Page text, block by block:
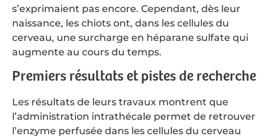
s’exprimaient pas encore. Cependant, dès leur
naissance, les chiots ont, dans les cellules du
cerveau, une surcharge en héparane sulfate qui
augmente au cours du temps.
Premiers résultats et pistes de recherche
Les résultats de leurs travaux montrent que
l’administration intrathécale permet de retrouver
l’enzyme perfusée dans les cellules du cerveau